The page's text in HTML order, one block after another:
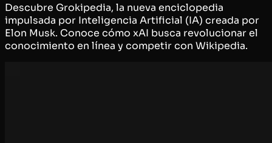
Descubre Grokipedia, la nueva enciclopedia
impulsada por Inteligencia Artificial (IA) creada por
Elon Musk. Conoce cómo xAI busca revolucionar el
conocimiento en línea y competir con Wikipedia.